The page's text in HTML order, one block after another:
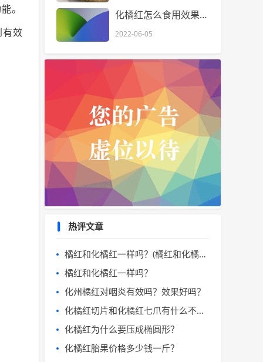
。
效
化橘红怎么食用效果好，一次用多少。
2022-06-05
热评文章
橘红和化橘红一样吗？(橘红和化橘红的区别)
橘红和化橘红一样吗？
化州橘红对咽炎有效吗？效果好吗？
化橘红切片和化橘红七爪有什么不同。
化橘红为什么要压成椭圆形？
化橘红胎果价格多少钱一斤？